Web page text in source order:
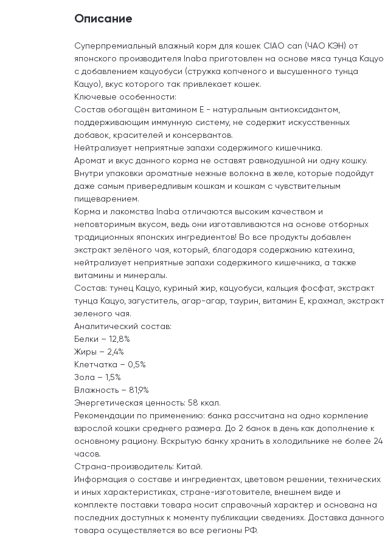
Описание
Суперпремиальный влажный корм для кошек CIAO can (ЧАО КЭН) от
японского производителя Inaba приготовлен на основе мяса тунца Кацуо
с добавлением кацуобуси (стружка копченого и высушенного тунца
Кацуо), вкус которого так привлекает кошек.
Ключевые особенности:
Состав обогащён витамином Е - натуральным антиоксидантом,
поддерживающим иммунную систему, не содержит искусственных
добавок, красителей и консервантов.
Нейтрализует неприятные запахи содержимого кишечника.
Аромат и вкус данного корма не оставят равнодушной ни одну кошку.
Внутри упаковки ароматные нежные волокна в желе, которые подойдут
даже самым привередливым кошкам и кошкам с чувствительным
пищеварением.
Корма и лакомства Inaba отличаются высоким качеством и
неповторимым вкусом, ведь они изготавливаются на основе отборных
традиционных японских ингредиентов! Во все продукты добавлен
экстракт зелёного чая, который, благодаря содержанию катехина,
нейтрализует неприятные запахи содержимого кишечника, а также
витамины и минералы.
Состав: тунец Кацуо, куриный жир, кацуобуси, кальция фосфат, экстракт
тунца Кацуо, загуститель, агар-агар, таурин, витамин Е, крахмал, экстракт
зеленого чая.
Аналитический состав:
Белки – 12,8%
Жиры – 2,4%
Клетчатка – 0,5%
Зола – 1,5%
Влажность – 81,9%
Энергетическая ценность: 58 ккал.
Рекомендации по применению: банка рассчитана на одно кормление
взрослой кошки среднего размера. До 2 банок в день как дополнение к
основному рациону. Вскрытую банку хранить в холодильнике не более 24
часов.
Страна-производитель: Китай.
Информация о составе и ингредиентах, цветовом решении, технических
и иных характеристиках, стране-изготовителе, внешнем виде и
комплекте поставки товара носит справочный характер и основана на
последних доступных к моменту публикации сведениях. Доставка данного
товара осуществляется во все регионы РФ.